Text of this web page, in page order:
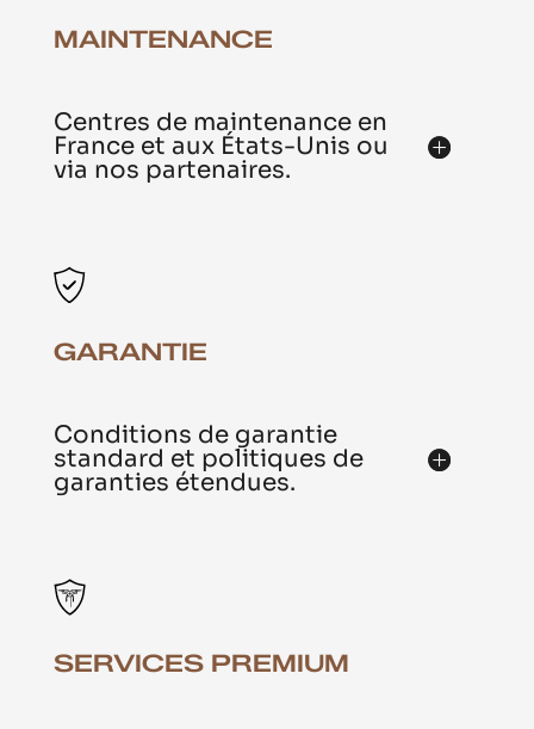
MAINTENANCE
Centres de maintenance en
France et aux États-Unis ou
via nos partenaires.
GARANTIE
Conditions de garantie
standard et politiques de
garanties étendues.
SERVICES PREMIUM